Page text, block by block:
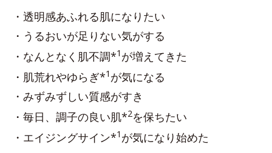
・透明感あふれる肌になりたい
・うるおいが足りない気がする
・なんとなく肌不調*1 が増えてきた
・肌荒れやゆらぎ*1 が気になる
・みずみずしい質感がすき
・毎日、調子の良い肌*2を保ちたい
・エイジングサイン*1 が気になり始めた